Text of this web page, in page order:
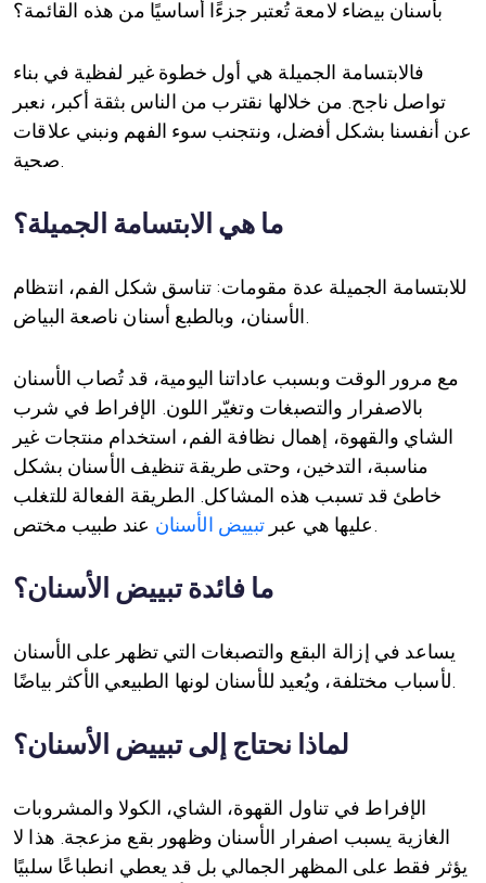
بأسنان بيضاء لامعة تُعتبر جزءًا أساسيًا من هذه القائمة؟
فالابتسامة الجميلة هي أول خطوة غير لفظية في بناء
تواصل ناجح. من خلالها نقترب من الناس بثقة أكبر، نعبر
عن أنفسنا بشكل أفضل، ونتجنب سوء الفهم ونبني علاقات
ما هي الابتسامة الجميلة؟
للابتسامة الجميلة عدة مقومات: تناسق شكل الفم، انتظام
مع مرور الوقت وبسبب عاداتنا اليومية، قد تُصاب الأسنان
بالاصفرار والتصبغات وتغيّر اللون. الإفراط في شرب
الشاي والقهوة، إهمال نظافة الفم، استخدام منتجات غير
مناسبة، التدخين، وحتى طريقة تنظيف الأسنان بشكل
خاطئ قد تسبب هذه المشاكل. الطريقة الفعالة للتغلب
عليها هي عبرتبييض الأسنان
ما فائدة تبييض الأسنان؟
يساعد في إزالة البقع والتصبغات التي تظهر على الأسنان
لماذا نحتاج إلى تبييض الأسنان؟
الإفراط في تناول القهوة، الشاي، الكولا والمشروبات
الغازية يسبب اصفرار الأسنان وظهور بقع مزعجة. هذا لا
يؤثر فقط على المظهر الجمالي بل قد يعطي انطباعًا سلبيًا